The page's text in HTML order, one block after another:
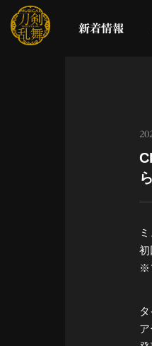
新着情報
初
※